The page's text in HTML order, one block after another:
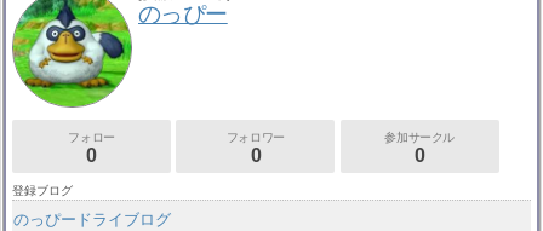
のっぴー
フォロー
0
フォロワー
0
参加サークル
0
登録ブログ
のっぴードライブログ